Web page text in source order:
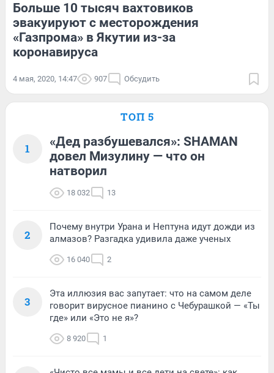
Больше 10 тысяч вахтовиков
эвакуируют с месторождения
«Газпрома» в Якутии из-за
коронавируса
4 мая, 2020, 14:47 907 Обсудить
ТОП 5
1
«Дед разбушевался»: SHAMAN
довел Мизулину — что он
натворил
18 032 13
2
Почему внутри Урана и Нептуна идут дожди из
алмазов? Разгадка удивила даже ученых
16 040 2
3
Эта иллюзия вас запутает: что на самом деле
говорит вирусное пианино с Чебурашкой — «Ты
где» или «Это не я»?
8 920 1